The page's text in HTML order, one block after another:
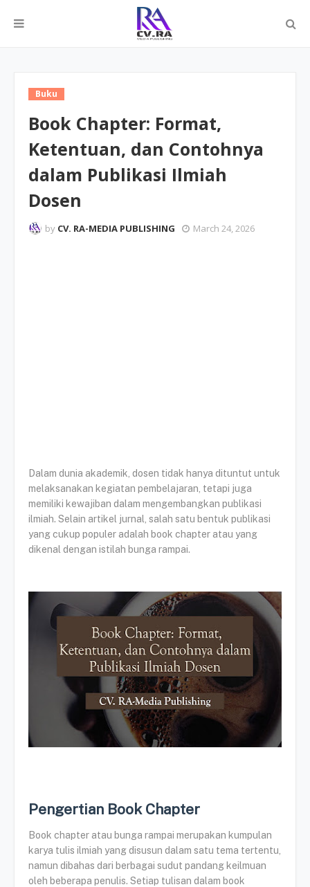
Buku
Book Chapter: Format,
Ketentuan, dan Contohnya
dalam Publikasi Ilmiah
Dosen
by CV. RA-MEDIA PUBLISHING March 24, 2026
Dalam dunia akademik, dosen tidak hanya dituntut untuk
melaksanakan kegiatan pembelajaran, tetapi juga
memiliki kewajiban dalam mengembangkan publikasi
ilmiah. Selain artikel jurnal, salah satu bentuk publikasi
yang cukup populer adalah book chapter atau yang
dikenal dengan istilah bunga rampai.
Pengertian Book Chapter
Book chapter atau bunga rampai merupakan kumpulan
karya tulis ilmiah yang disusun dalam satu tema tertentu,
namun dibahas dari berbagai sudut pandang keilmuan
oleh beberapa penulis. Setiap tulisan dalam book